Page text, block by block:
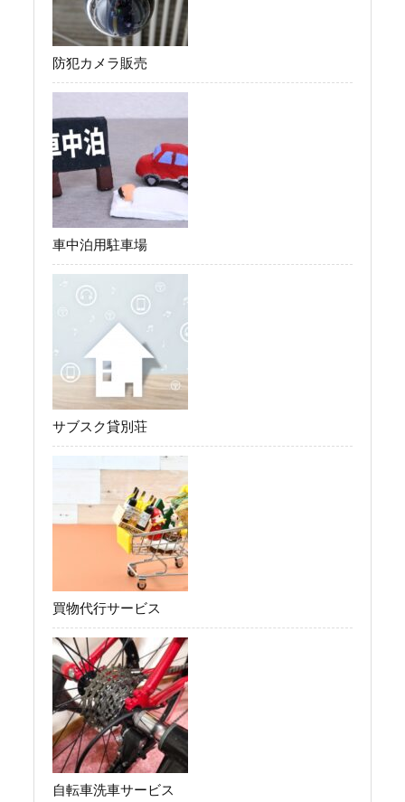
防犯カメラ販売
車中泊用駐車場
サブスク貸別荘
買物代行サービス
自転車洗車サービス